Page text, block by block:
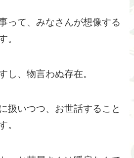
って、みなさんが想像する
。
し、物言わぬ存在。
扱いつつ、お世話すること
。